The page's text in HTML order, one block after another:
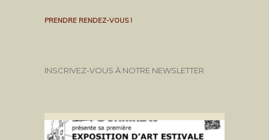
PRENDRE RENDEZ-VOUS !
INSCRIVEZ-VOUS À NOTRE NEWSLETTER